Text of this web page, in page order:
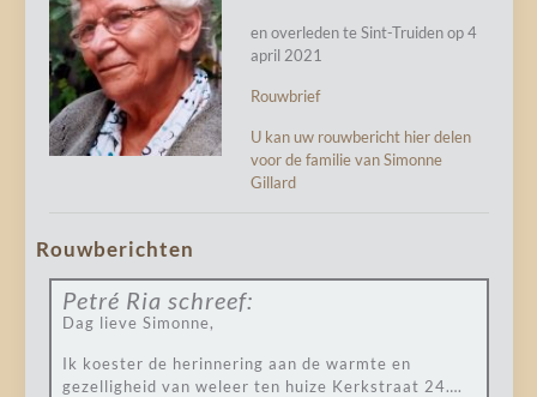
en overleden te Sint-Truiden op 4
april 2021
Rouwbrief
U kan uw rouwbericht hier delen
voor de familie van Simonne
Gillard
Rouwberichten
Petré Ria schreef:
Dag lieve Simonne,
Ik koester de herinnering aan de warmte en
gezelligheid van weleer ten huize Kerkstraat 24….